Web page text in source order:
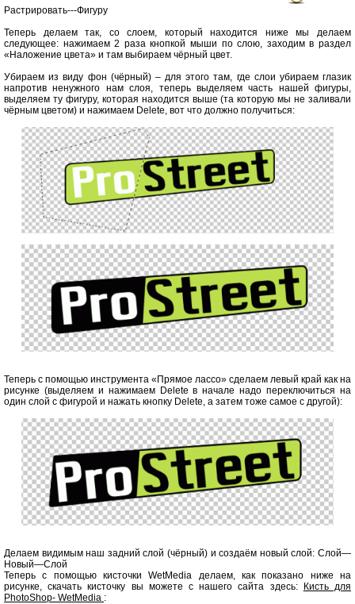
Растрировать---Фигуру
Теперь делаем так, со слоем, который находится ниже мы делаем
следующее: нажимаем 2 раза кнопкой мыши по слою, заходим в раздел
«Наложение цвета» и там выбираем чёрный цвет.
Убираем из виду фон (чёрный) – для этого там, где слои убираем глазик
напротив ненужного нам слоя, теперь выделяем часть нашей фигуры,
выделяем ту фигуру, которая находится выше (та которую мы не заливали
чёрным цветом) и нажимаем Delete, вот что должно получиться:
Теперь с помощью инструмента «Прямое лассо» сделаем левый край как на
рисунке (выделяем и нажимаем Delete в начале надо переключиться на
один слой с фигурой и нажать кнопку Delete, а затем тоже самое с другой):
Делаем видимым наш задний слой (чёрный) и создаём новый слой: Слой—
Новый—Слой
Теперь с помощью кисточки WetMedia делаем, как показано ниже на
рисунке, скачать кисточку вы можете с нашего сайта здесь:
Кисть для
PhotoShop- WetMedia :